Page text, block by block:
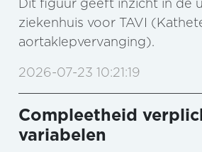
Dit figuur geeft inzicht in de
ziekenhuis voor TAVI
aortaklepvervanging).
2026-07-23 10:21:19
Compleetheid
variabelen